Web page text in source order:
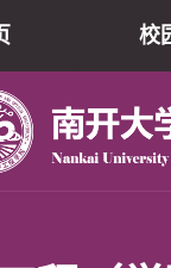
校